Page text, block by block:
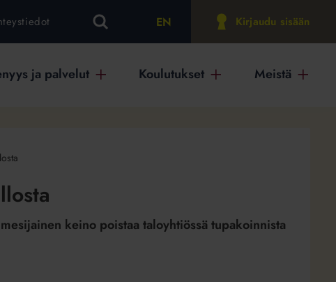
EN Kirjaudu sisään
ja palvelut Koulutukset Meistä
keino poistaa taloyhtiössä tupakoinnista